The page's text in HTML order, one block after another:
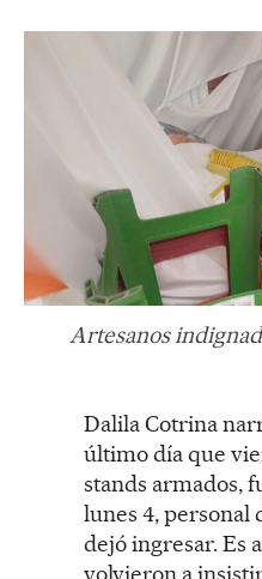
Artesanos
Dalila Cotrina
último día que
stands armados,
lunes 4, personal
dejó ingresar. Es